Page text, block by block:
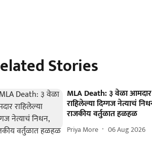
Stories
MLA Death: ३ वेळा आमदार
राहिलेल्या दिग्गज नेत्याचं
राजकीय वर्तुळात हळहळ
Priya More 06 Aug 2026